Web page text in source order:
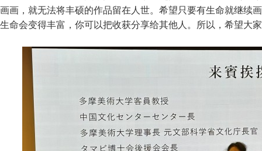
画画，就无法将丰硕的作品留在人世。希望只要有生命就继续
生命会变得丰富，你可以把收获分享给其他人。所以，希望大